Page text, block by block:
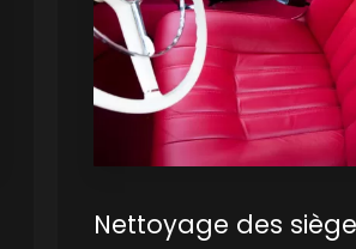
Nettoyage des